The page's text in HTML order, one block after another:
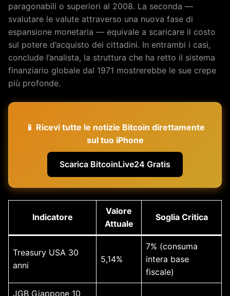
paragonabili o superiori al 2008. La seconda —
svalutare le valute attraverso una nuova fase di
espansione monetaria — equivale a scaricare il costo
sul potere d’acquisto dei cittadini. In entrambi i casi,
conclude l’analista, la struttura che ha retto il sistema
finanziario globale dal 1971 mostrerebbe le sue crepe
più profonde.
📱 Ricevi tutte le notizie Bitcoin direttamente
sul tuo iPhone
Scarica BitcoinLive24 Gratis
Indicatore
Valore
Attuale
Soglia Critica
Treasury USA 30
anni
5,14%
7% (consuma
intera base
fiscale)
JGB Giappone 10